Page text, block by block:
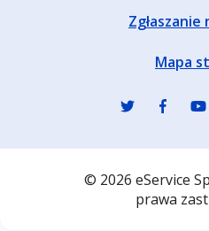
Zgłaszanie
Mapa
© 2026 eService
prawa